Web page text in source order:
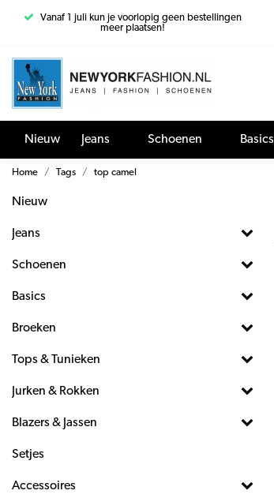
Vanaf 1 juli kun je voorlopig geen bestellingen
meer plaatsen!
Nieuw Jeans Schoenen Basics
Home Tags top camel
Nieuw
Jeans
Schoenen
Basics
Broeken
Tops & Tunieken
Jurken & Rokken
Blazers & Jassen
Setjes
Accessoires